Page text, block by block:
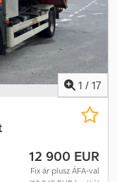
!!!! Alvázszám:
1 / 17
12 900 EUR
Fix ár plusz ÁFA-val